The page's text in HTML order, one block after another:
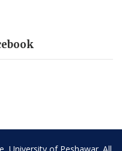
University of Peshawar. All